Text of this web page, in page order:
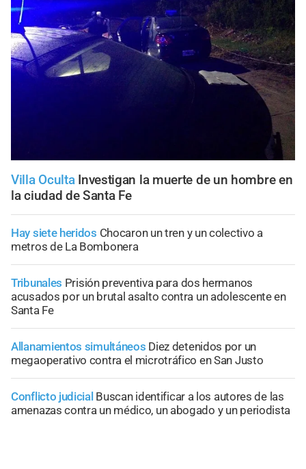
Villa Oculta Investigan la muerte de un hombre en
la ciudad de Santa Fe
Hay siete heridos Chocaron un tren y un colectivo a
metros de La Bombonera
Tribunales Prisión preventiva para dos hermanos
acusados por un brutal asalto contra un adolescente en
Santa Fe
Allanamientos simultáneos Diez detenidos por un
megaoperativo contra el microtráfico en San Justo
Conflicto judicial Buscan identificar a los autores de las
amenazas contra un médico, un abogado y un periodista